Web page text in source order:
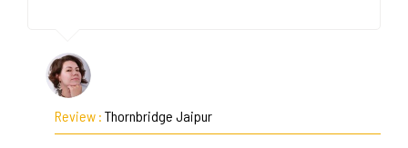
Review : Thornbridge Jaipur